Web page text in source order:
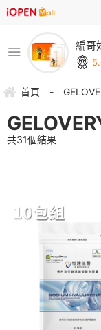
編哥
上車
首頁 -
共31個結果